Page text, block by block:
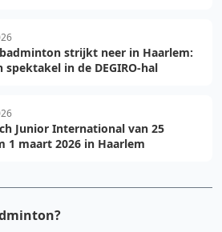
strijkt neer in Haarlem:
in de DEGIRO-hal
Junior International van 25
1 maart 2026 in Haarlem